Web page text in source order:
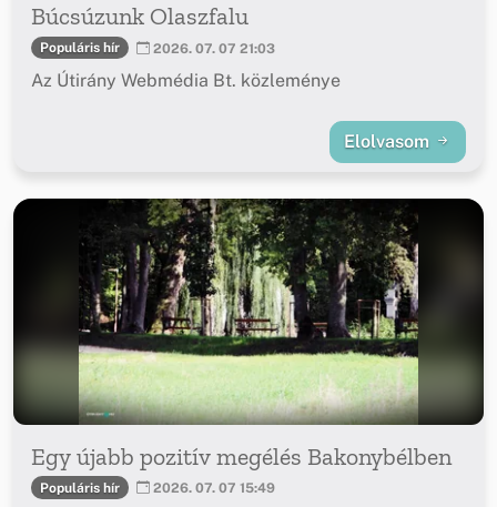
Búcsúzunk Olaszfalu
Populáris hír 2026. 07. 07 21:03
Az Útirány Webmédia Bt. közleménye
Elolvasom
Egy újabb pozitív megélés Bakonybélben
Populáris hír 2026. 07. 07 15:49